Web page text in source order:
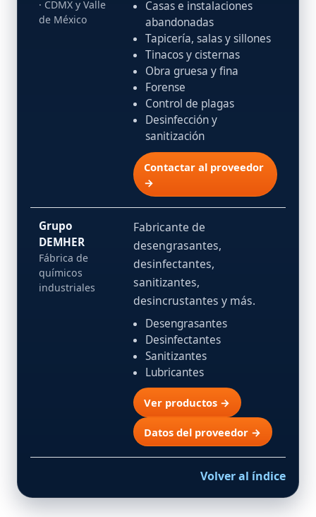
· CDMX y Valle
de México
Casas e instalaciones
abandonadas
Tapicería, salas y sillones
Tinacos y cisternas
Obra gruesa y fina
Forense
Control de plagas
Desinfección y
sanitización
Contactar al proveedor
→
Grupo
DEMHER
Fábrica de
químicos
industriales
Fabricante de
desengrasantes,
desinfectantes,
sanitizantes,
desincrustantes y más.
Desengrasantes
Desinfectantes
Sanitizantes
Lubricantes
Ver productos →
Datos del proveedor →
Volver al índice